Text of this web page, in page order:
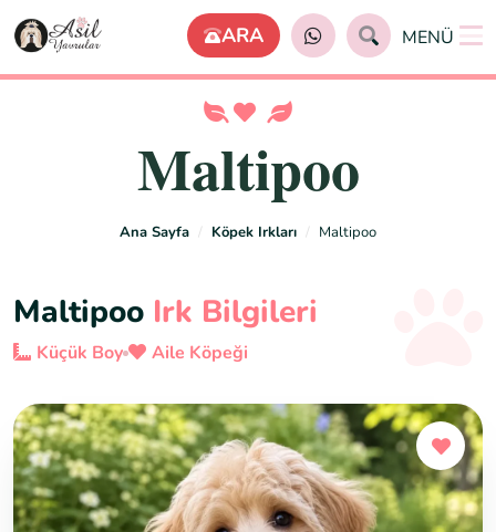
MENÜ
Maltipoo
Ana Sayfa Köpek Irkları Maltipoo
Maltipoo Irk Bilgileri
Küçük Boy Aile Köpeği